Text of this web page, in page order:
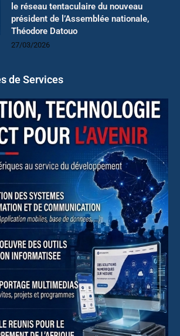
le réseau tentaculaire du nouveau
président de l’Assemblée nationale,
Théodore Datouo
27/03/2026
de Services